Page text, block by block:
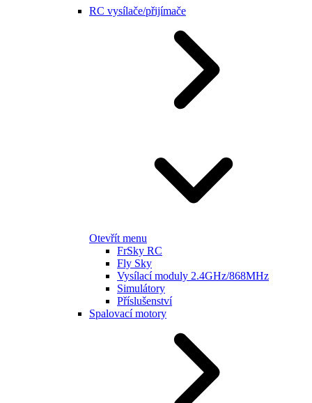
RC vysílače/přijímače
Otevřít menu
FrSky RC
Fly Sky
Vysílací moduly 2.4GHz/868MHz
Simulátory
Příslušenství
Spalovací motory